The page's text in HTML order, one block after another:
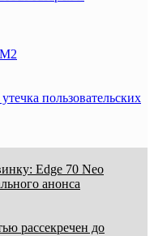
пользовательских
Edge 70 Neo
анонса
рассекречен до